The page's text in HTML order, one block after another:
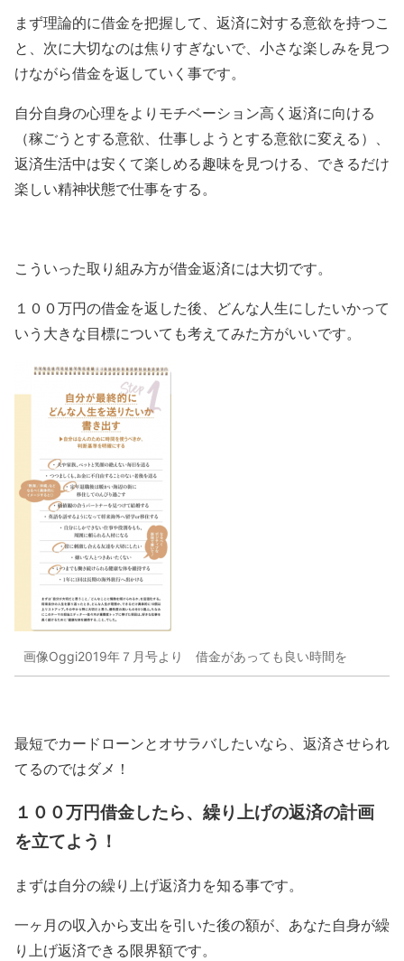
まず理論的に借金を把握して、返済に対する意欲を持つこ
と、次に大切なのは焦りすぎないで、小さな楽しみを見つ
けながら借金を返していく事です。
自分自身の心理をよりモチベーション高く返済に向ける
（稼ごうとする意欲、仕事しようとする意欲に変える）、
返済生活中は安くて楽しめる趣味を見つける、できるだけ
楽しい精神状態で仕事をする。
こういった取り組み方が借金返済には大切です。
１００万円の借金を返した後、どんな人生にしたいかって
いう大きな目標についても考えてみた方がいいです。
画像Oggi2019年７月号より 借金があっても良い時間を
最短でカードローンとオサラバしたいなら、返済させられ
てるのではダメ！
１００万円借金したら、繰り上げの返済の計画
を立てよう！
まずは自分の繰り上げ返済力を知る事です。
一ヶ月の収入から支出を引いた後の額が、あなた自身が繰
り上げ返済できる限界額です。